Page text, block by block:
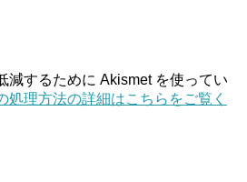
減するために Akismet を使ってい
処理方法の詳細はこちらをご覧く